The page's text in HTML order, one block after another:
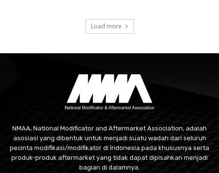
Load more
NMAA, National Modificator and Aftermarket Association, adalah
asosiasi yang dibentuk untuk menjadi suatu wadah dari seluruh
pecinta modifikasi/modifikator di Indonesia pada khususnya serta
produk-produk aftermarket yang tidak dapat dipisahkan menjadi
bagian di dalamnya.